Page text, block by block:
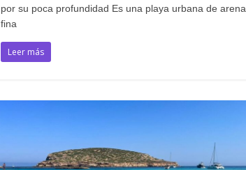
por su poca profundidad Es una playa urbana de arena
fina
Leer más